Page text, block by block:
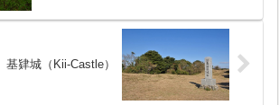
基肄城（Kii-Castle）